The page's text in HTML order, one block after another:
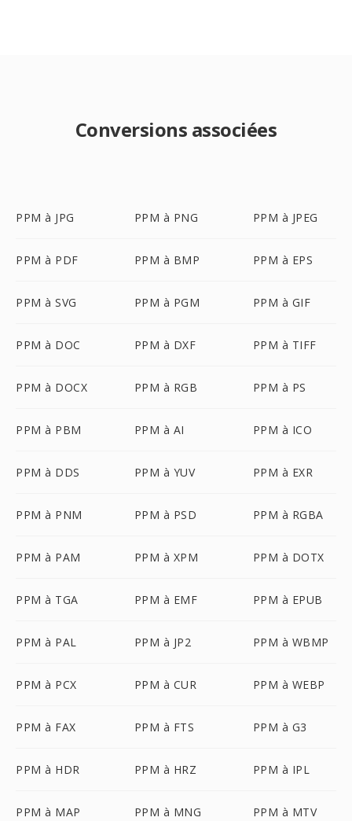
Conversions associées
PPM à JPG PPM à PNG PPM à JPEG
PPM à PDF PPM à BMP PPM à EPS
PPM à SVG PPM à PGM PPM à GIF
PPM à DOC PPM à DXF PPM à TIFF
PPM à DOCX PPM à RGB PPM à PS
PPM à PBM PPM à AI PPM à ICO
PPM à DDS PPM à YUV PPM à EXR
PPM à PNM PPM à PSD PPM à RGBA
PPM à PAM PPM à XPM PPM à DOTX
PPM à TGA PPM à EMF PPM à EPUB
PPM à PAL PPM à JP2 PPM à WBMP
PPM à PCX PPM à CUR PPM à WEBP
PPM à FAX PPM à FTS PPM à G3
PPM à HDR PPM à HRZ PPM à IPL
PPM à MAP PPM à MNG PPM à MTV